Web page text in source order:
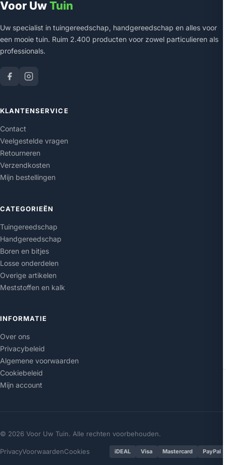
Voor UwTuin
Uw specialist in tuingereedschap, handgereedschap en alles voor
een mooie tuin. Ruim 2.400 producten voor zowel particulieren als
professionals.
KLANTENSERVICE
Contact
Veelgestelde vragen
Retourneren
Verzendkosten
Mijn bestellingen
CATEGORIEËN
Tuingereedschap
Handgereedschap
Boren en bitjes
Losse onderdelen
Overige artikelen
Meststoffen en kalk
INFORMATIE
Over ons
Privacybeleid
Algemene voorwaarden
Cookiebeleid
Mijn account
© 2026 Voor Uw Tuin. Alle rechten voorbehouden.
PrivacyVoorwaardenCookies iDEAL Visa Mastercard PayPal